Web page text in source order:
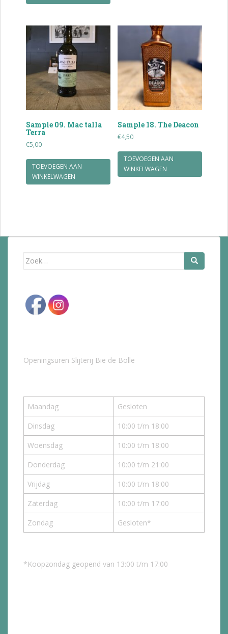
Sample 09. Mac talla
Terra
€5,00
TOEVOEGEN AAN
WINKELWAGEN
Sample 18. The Deacon
€4,50
TOEVOEGEN AAN
WINKELWAGEN
Zoek
Openingsuren Slijterij Bie de Bolle
Maandag
Gesloten
Dinsdag
10:00 t/m 18:00
Woensdag
10:00 t/m 18:00
Donderdag
10:00 t/m 21:00
Vrijdag
10:00 t/m 18:00
Zaterdag
10:00 t/m 17:00
Zondag
Gesloten*
*Koopzondag geopend van 13:00 t/m 17:00